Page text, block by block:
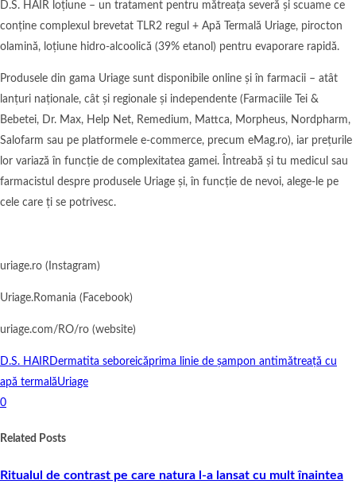
D.S. HAIR loțiune – un tratament pentru mătreața severă și scuame ce
conține complexul brevetat TLR2 regul + Apă Termală Uriage, pirocton
olamină, loțiune hidro-alcoolică (39% etanol) pentru evaporare rapidă.
Produsele din gama Uriage sunt disponibile online și în farmacii – atât
lanțuri naționale, cât și regionale și independente (Farmaciile Tei &
Bebetei, Dr. Max, Help Net, Remedium, Mattca, Morpheus, Nordpharm,
Salofarm sau pe platformele e-commerce, precum eMag.ro), iar prețurile
lor variază în funcție de complexitatea gamei. Întreabă și tu medicul sau
farmacistul despre produsele Uriage și, în funcție de nevoi, alege-le pe
cele care ți se potrivesc.
uriage.ro (Instagram)
Uriage.Romania (Facebook)
uriage.com/RO/ro (website)
D.S. HAIRDermatita seboreicăprima linie de șampon antimătreață cu
apă termalăUriage
0
Related Posts
Ritualul de contrast pe care natura l-a lansat cu mult înaintea